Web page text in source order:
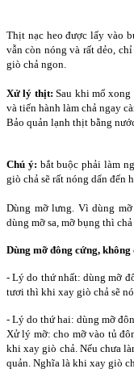
Thịt nạc heo được lấy vào
vẫn còn nóng và rất dẻo,
giò chả ngon.
Xử lý thịt: Sau khi mổ
và tiến hành làm chả ngay
Bảo quản lạnh thịt bằng
Chú ý: bắt buộc phải làm
giò chả sẽ rất nóng dẩn đến
Dùng mỡ lưng. Vì dùng
dùng mỡ sa, mỡ bụng thì
Dùng mỡ đông cứng,
- Lý do thứ nhất: dùng mỡ
tươi thì khi xay giò chả sẽ
- Lý do thứ hai: dùng mỡ
Xử lý mỡ: cho mỡ vào tủ
khi xay giò chả. Nếu chưa
quản. Nghĩa là khi xay giò